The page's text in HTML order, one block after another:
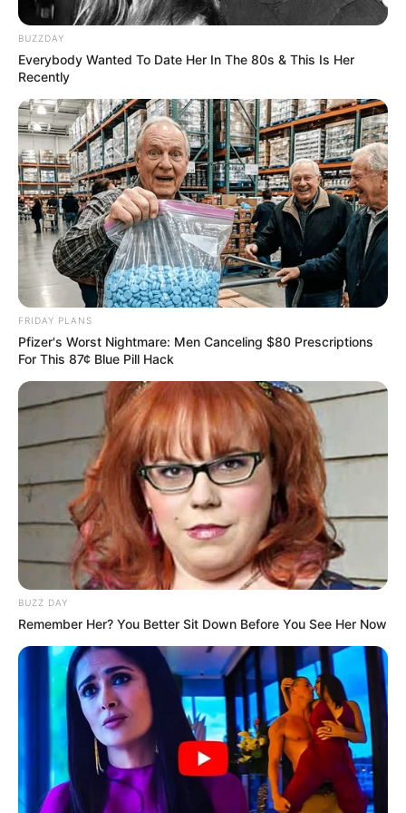
Krasniqi, Malota dhe Atanda kanë treguar se dinë të
luftojnë për formacionin bazë dhe afrimi i Teqjas do të
BUZZDAY
Everybody Wanted To Date Her In The 80s & This Is Her
Recently
FRIDAY PLANS
Pfizer's Worst Nightmare: Men Canceling $80 Prescriptions
For This 87¢ Blue Pill Hack
BUZZ DAY
Remember Her? You Better Sit Down Before You See Her Now